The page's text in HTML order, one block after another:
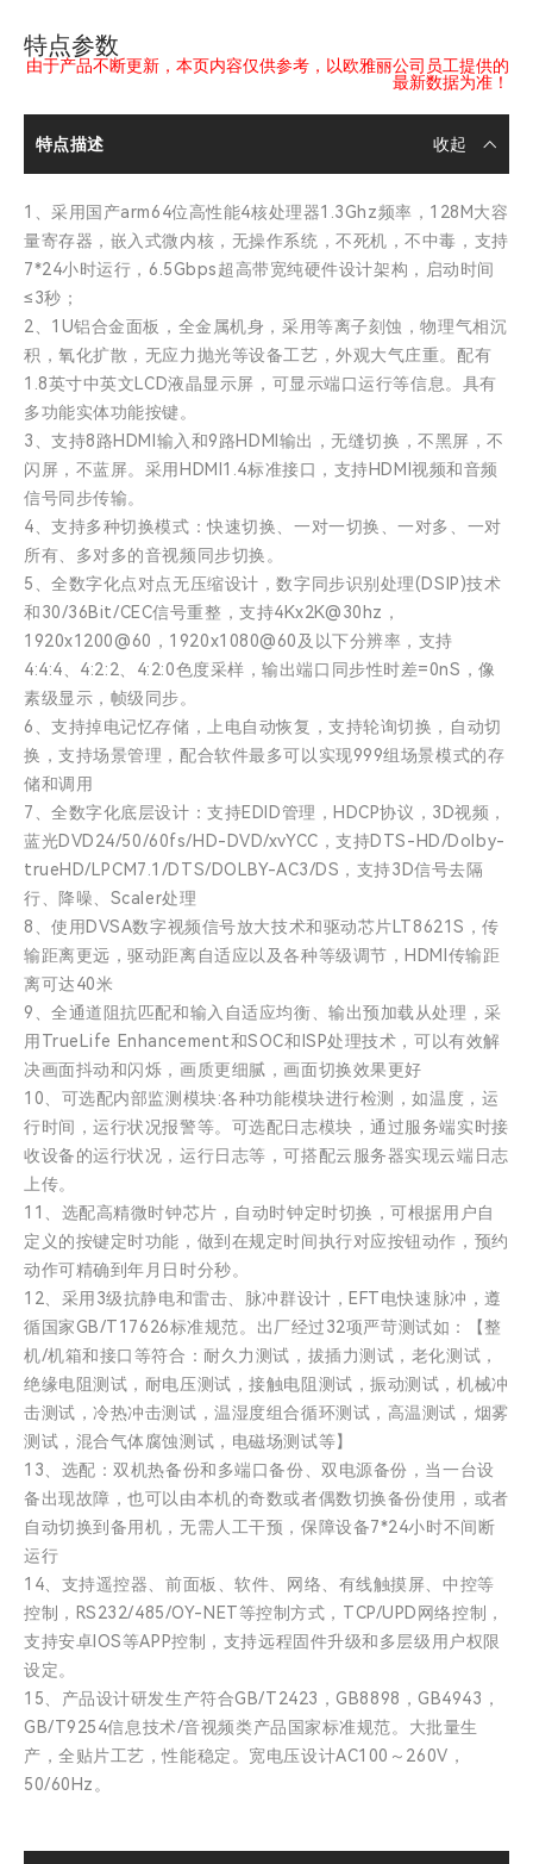
特点参数
由于产品不断更新，本页内容仅供参考，以欧雅丽公司员工提供的
最新数据为准！
特点描述
1、采用国产arm64位高性能4核处理器1.3Ghz频率，128M大容
量寄存器，嵌入式微内核，无操作系统，不死机，不中毒，支持
7*24小时运行，6.5Gbps超高带宽纯硬件设计架构，启动时间
≤3秒；
2、1U铝合金面板，全金属机身，采用等离子刻蚀，物理气相沉
积，氧化扩散，无应力抛光等设备工艺，外观大气庄重。配有
1.8英寸中英文LCD液晶显示屏，可显示端口运行等信息。具有
多功能实体功能按键。
3、支持8路HDMI输入和9路HDMI输出，无缝切换，不黑屏，不
闪屏，不蓝屏。采用HDMI1.4标准接口，支持HDMI视频和音频
信号同步传输。
4、支持多种切换模式：快速切换、一对一切换、一对多、一对
所有、多对多的音视频同步切换。
5、全数字化点对点无压缩设计，数字同步识别处理(DSIP)技术
和30/36Bit/CEC信号重整，支持4Kx2K@30hz，
1920x1200@60，1920x1080@60及以下分辨率，支持
4:4:4、4:2:2、4:2:0色度采样，输出端口同步性时差=0nS，像
素级显示，帧级同步。
6、支持掉电记忆存储，上电自动恢复，支持轮询切换，自动切
换，支持场景管理，配合软件最多可以实现999组场景模式的存
储和调用
7、全数字化底层设计：支持EDID管理，HDCP协议，3D视频，
蓝光DVD24/50/60fs/HD-DVD/xvYCC，支持DTS-HD/Dolby-
trueHD/LPCM7.1/DTS/DOLBY-AC3/DS，支持3D信号去隔
行、降噪、Scaler处理
8、使用DVSA数字视频信号放大技术和驱动芯片LT8621S，传
输距离更远，驱动距离自适应以及各种等级调节，HDMI传输距
离可达40米
9、全通道阻抗匹配和输入自适应均衡、输出预加载从处理，采
用TrueLife Enhancement和SOC和ISP处理技术，可以有效解
决画面抖动和闪烁，画质更细腻，画面切换效果更好
10、可选配内部监测模块:各种功能模块进行检测，如温度，运
行时间，运行状况报警等。可选配日志模块，通过服务端实时接
收设备的运行状况，运行日志等，可搭配云服务器实现云端日志
上传。
11、选配高精微时钟芯片，自动时钟定时切换，可根据用户自
定义的按键定时功能，做到在规定时间执行对应按钮动作，预约
动作可精确到年月日时分秒。
12、采用3级抗静电和雷击、脉冲群设计，EFT电快速脉冲，遵
循国家GB/T17626标准规范。出厂经过32项严苛测试如：【整
机/机箱和接口等符合：耐久力测试，拔插力测试，老化测试，
绝缘电阻测试，耐电压测试，接触电阻测试，振动测试，机械冲
击测试，冷热冲击测试，温湿度组合循环测试，高温测试，烟雾
测试，混合气体腐蚀测试，电磁场测试等】
13、选配：双机热备份和多端口备份、双电源备份，当一台设
备出现故障，也可以由本机的奇数或者偶数切换备份使用，或者
自动切换到备用机，无需人工干预，保障设备7*24小时不间断
运行
14、支持遥控器、前面板、软件、网络、有线触摸屏、中控等
控制，RS232/485/OY-NET等控制方式，TCP/UPD网络控制，
支持安卓IOS等APP控制，支持远程固件升级和多层级用户权限
设定。
15、产品设计研发生产符合GB/T2423，GB8898，GB4943，
GB/T9254信息技术/音视频类产品国家标准规范。大批量生
产，全贴片工艺，性能稳定。宽电压设计AC100～260V，
50/60Hz。